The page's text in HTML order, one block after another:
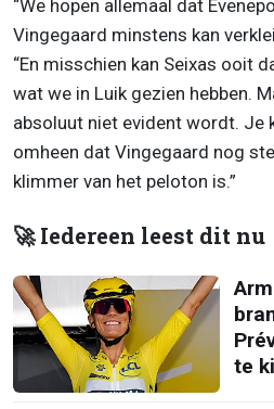
“We hopen allemaal dat
Vingegaard minstens kan
“En misschien kan Seixas ooit
wat we in Luik gezien hebben.
absoluut niet evident wordt. Je
omheen dat Vingegaard nog
klimmer van het peloton is.”
🚀 Iedereen leest dit nu
te